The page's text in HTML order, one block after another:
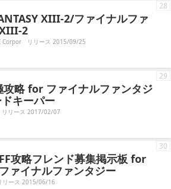
XIII-2/ファイナルファ
2
Corpor リリース 2015/09/25
28
攻略 for ファイナルファンタジ
キーパー
リリース 2017/02/07
29
攻略フレンド募集掲示板 for
ァイナルファンタジー
リース 2015/06/16
30